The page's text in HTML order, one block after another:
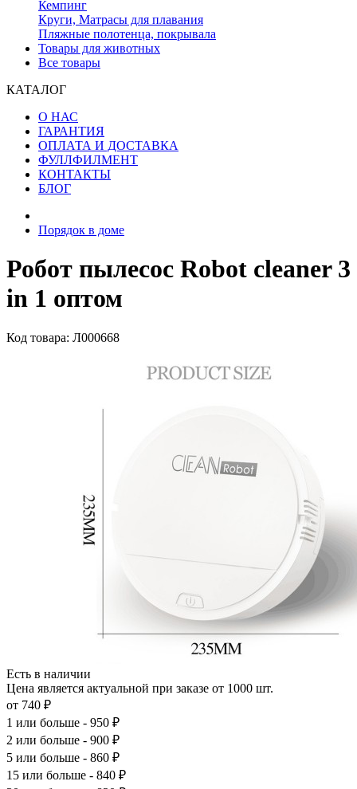
Кемпинг
Круги, Матрасы для плавания
Пляжные полотенца, покрывала
Товары для животных
Все товары
КАТАЛОГ
О НАС
ГАРАНТИЯ
ОПЛАТА И ДОСТАВКА
ФУЛЛФИЛМЕНТ
КОНТАКТЫ
БЛОГ
Порядок в доме
Робот пылесос Robot cleaner 3
in 1 оптом
Код товара: Л000668
Есть в наличии
Цена является актуальной при заказе от 1000 шт.
от 740 ₽
1 или больше - 950 ₽
2 или больше - 900 ₽
5 или больше - 860 ₽
15 или больше - 840 ₽